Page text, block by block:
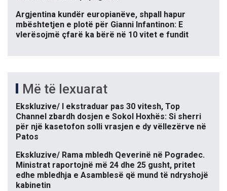
Argjentina kundër europianëve, shpall hapur
mbështetjen e plotë për Gianni Infantinon: E
vlerësojmë çfarë ka bërë në 10 vitet e fundit
Më të lexuarat
Ekskluzive/ I ekstraduar pas 30 vitesh, Top
Channel zbardh dosjen e Sokol Hoxhës: Si sherri
për një kasetofon solli vrasjen e dy vëllezërve në
Patos
Ekskluzive/ Rama mbledh Qeverinë në Pogradec.
Ministrat raportojnë më 24 dhe 25 gusht, pritet
edhe mbledhja e Asamblesë që mund të ndryshojë
kabinetin